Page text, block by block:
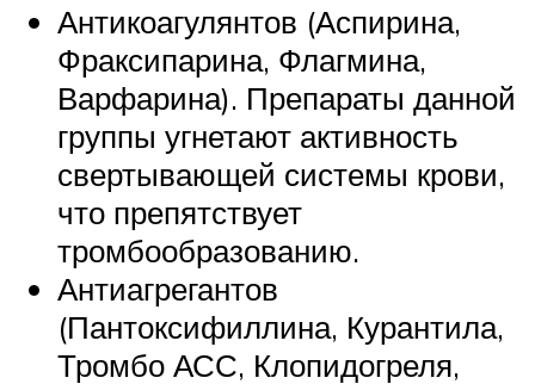
Антикоагулянтов (Аспирина,
Фраксипарина, Флагмина,
Варфарина). Препараты данной
группы угнетают активность
свертывающей системы крови,
что препятствует
тромбообразованию.
Антиагрегантов
(Пантоксифиллина, Курантила,
Тромбо АСС, Клопидогреля,